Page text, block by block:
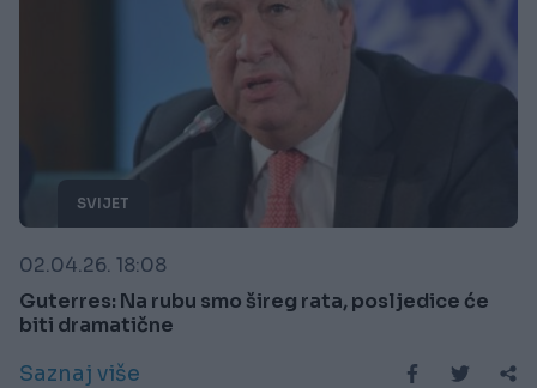
SVIJET
02.04.26. 18:08
Guterres: Na rubu smo šireg rata, posljedice će
biti dramatične
Saznaj više